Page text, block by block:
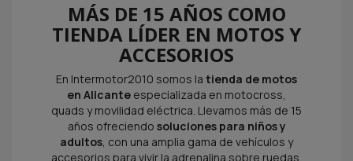
MÁS DE 15 AÑOS COMO
TIENDA LÍDER EN MOTOS Y
ACCESORIOS
En Intermotor2010 somos la tienda de motos
en Alicante especializada en motocross,
quads y movilidad eléctrica. Llevamos más de 15
años ofreciendo soluciones para niños y
adultos, con una amplia gama de vehículos y
accesorios para vivir la adrenalina sobre ruedas.